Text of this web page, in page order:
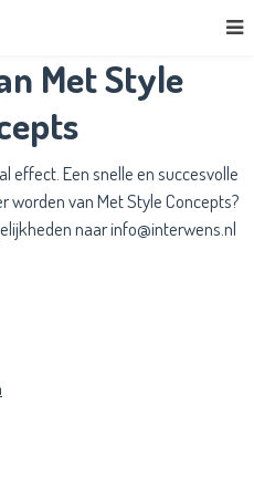
Met Style
effect. Een snelle en succesvolle
worden van Met Style Concepts?
naar info@interwens.nl